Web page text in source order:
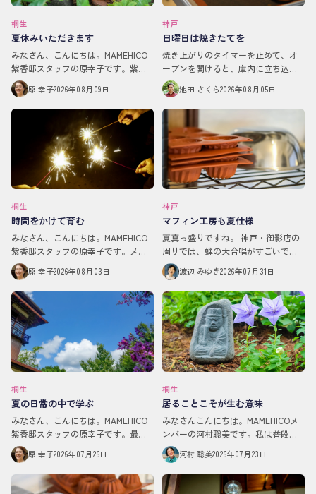
桐生
夏休みいただきます
みなさん、こんにちは。MAMEHICO
紫香邸スタッフの原幸子です。紫香
邸は8/4より夏休みに入りました。次
の通常営業は9/3からです。「1ヶ月
もお休みなんていいですね！海外で
原 幸子2026年08月09日
神戸
日曜日は焼きたてを
焼き上がりのタイマーを止めて、オ
ーブンを開けると、庫内に立ち込め
ていたはちみつとバターの甘い香り
が、工房いっぱいに広がります。
「はぁ〜！いいにおい！」マフィン
を型から出したとき、表…
池田 さくら2026年08月05日
桐生
時間をかけて育む
みなさん、こんにちは。MAMEHICO
紫香邸スタッフの原幸子です。メン
バー限定イベントMeet Eatで「庭で
花火をやるだけの会」がありまし
た。小さい頃はよく夏に手持ち花火
をしてい…
原 幸子2026年08月03日
神戸
マフィン工房も夏仕様
夏真っ盛りですね。 神戸・御影店の
周りでは、蝉の大合唱がすごいで
す！笑 そんな中、マフィン工房で
は、スタッフと「マフィン隊」 （梱
包や計量を手伝ってくださっている
お客さまたち） と…
渡辺 みゆき2026年07月31日
桐生
夏の日常の中で学ぶ
みなさん、こんにちは。MAMEHICO
紫香邸スタッフの原幸子です。最近
は早朝5時すぎでも、すでに暑い…！
そんな中、朝イチの水まきは打ち水
効果で、少し温度が下がる気がして
いて。それも…
原 幸子2026年07月26日
桐生
居ることこそが生む意味
みなさんこんにちは。MAMEHICOメ
ンバーの河村聡美です。私は普段、
在宅で弁理士という仕事をしていま
す。弁理士というのは特許に関わる
仕事です。そう、東京特許許可局の
早口言葉でお馴…
河村 聡美2026年07月23日